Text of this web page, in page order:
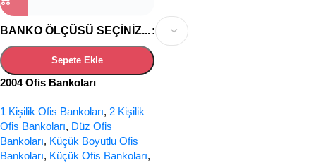
BANKO ÖLÇÜSÜ SEÇINIZ...
Sepete Ekle
2004 Ofis Bankoları
1 Kişilik Ofis Bankoları, 2 Kişilik
Ofis Bankoları, Düz Ofis
Bankoları, Küçük Boyutlu Ofis
Bankoları, Küçük Ofis Bankoları,